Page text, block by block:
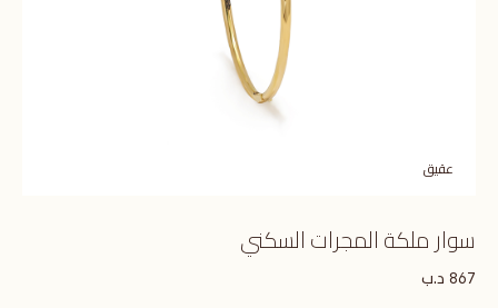
عقيق
سوار ملكة المجرات السكني
867 د.ب